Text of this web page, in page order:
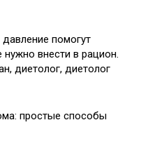
помогут
внести в рацион.
диетолог, диетолог